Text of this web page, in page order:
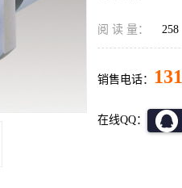
阅 读 量： 258
销售电话：
在线QQ：